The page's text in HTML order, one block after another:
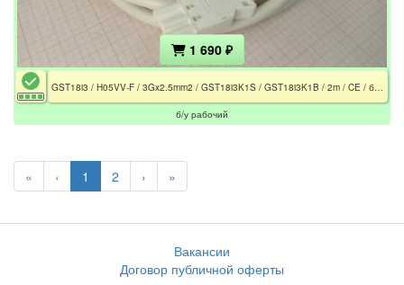
1 690 ₽
GST18i3 / H05VV-F / 3Gx2.5mm2 / GST18i3K1S / GST18i3K1B / 2m / CE / белый
б/у рабочий
« ‹ 1 2 › »
Вакансии
Договор публичной оферты